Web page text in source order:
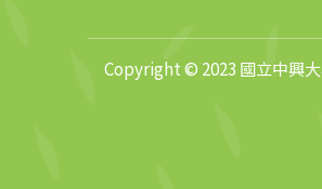
Copyright © 2023 國立中興